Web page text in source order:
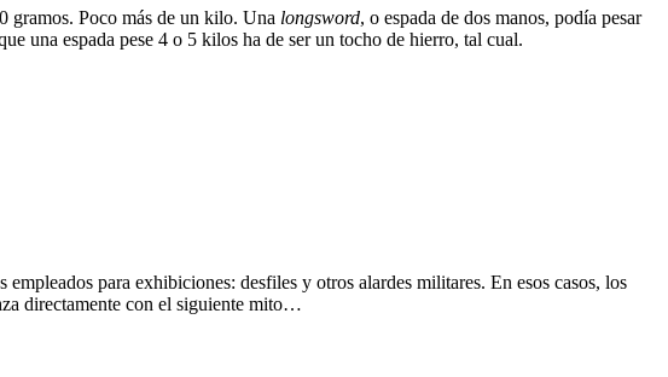
gramos. Poco más de un kilo. Una longsword, o espada de dos manos, podía pesar
una espada pese 4 o 5 kilos ha de ser un tocho de hierro, tal cual.
para exhibiciones: desfiles y otros alardes militares. En esos casos, los
directamente con el siguiente mito…